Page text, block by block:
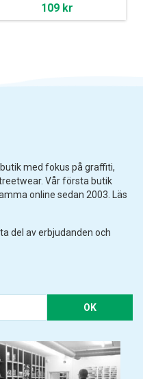
109 kr
med fokus på graffiti,
Vår första butik
online sedan 2003. Läs
del av erbjudanden och
OK